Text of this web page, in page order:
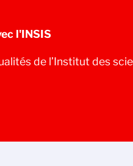
l'INSIS
de l’Institut des